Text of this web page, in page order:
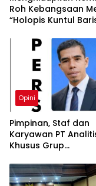
Roh Kebangsaan
“Holopis Kuntul
Opini
Pimpinan, Staf dan
Karyawan PT
Khusus Grup
Menunaikan
Ramadhan 1447 H